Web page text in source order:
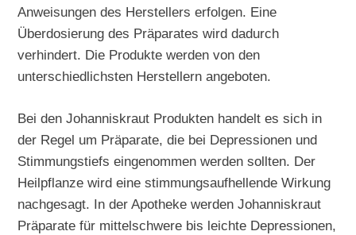
Anweisungen des Herstellers erfolgen. Eine
Überdosierung des Präparates wird dadurch
verhindert. Die Produkte werden von den
unterschiedlichsten Herstellern angeboten.
Bei den Johanniskraut Produkten handelt es sich in
der Regel um Präparate, die bei Depressionen und
Stimmungstiefs eingenommen werden sollten. Der
Heilpflanze wird eine stimmungsaufhellende Wirkung
nachgesagt. In der Apotheke werden Johanniskraut
Präparate für mittelschwere bis leichte Depressionen,